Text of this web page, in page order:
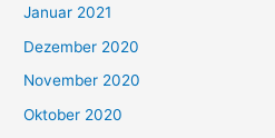
Januar 2021
Dezember 2020
November 2020
Oktober 2020